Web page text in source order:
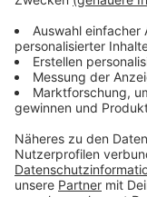
Heek, Nienborg
der Brand durch
Gasbrenner
Feuerwehr
Roller brennt eine
Lagerhalle hinter
auf. Die
zum Glück
andere Gebäude